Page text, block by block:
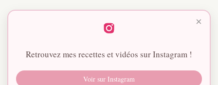
×
Retrouvez mes recettes et vidéos sur Instagram !
Voir sur Instagram